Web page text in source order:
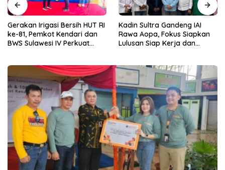
Kadin Sultra Gandeng IAI
Rawa Aopa, Fokus Siapkan
Lulusan Siap Kerja dan
Puluhan Tenant Ramaikan
Festival Kuliner Sultra Maimo
2026